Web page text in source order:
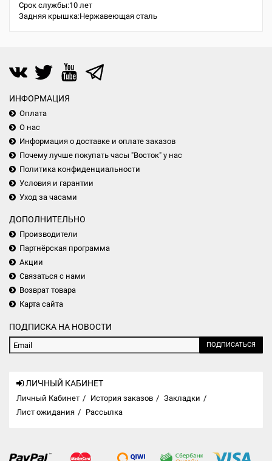
Срок службы:10 лет
Задняя крышка:Нержавеющая сталь
ИНФОРМАЦИЯ
Оплата
О нас
Информация о доставке и оплате заказов
Почему лучше покупать часы "Восток" у нас
Политика конфиденциальности
Условия и гарантии
Уход за часами
ДОПОЛНИТЕЛЬНО
Производители
Партнёрская программа
Акции
Связаться с нами
Возврат товара
Карта сайта
ПОДПИСКА НА НОВОСТИ
ПОДПИСАТЬСЯ
ЛИЧНЫЙ КАБИНЕТ
Личный Кабинет История заказов
Закладки
Лист ожидания
Рассылка